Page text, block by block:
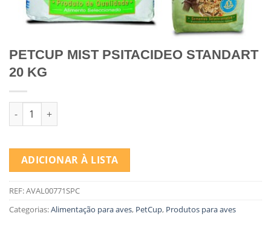
PETCUP MIST PSITACIDEO STANDART
20 KG
Quantidade de PETCUP MIST PSITACIDEO STANDART 20 KG
ADICIONAR À LISTA
REF:AVAL00771SPC
Categorias:Alimentação para aves, PetCup, Produtos para aves